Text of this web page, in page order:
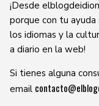
¡Desde
porque con tu ayuda
los idiomas y la
a diario en la web!
Si tienes alguna
email